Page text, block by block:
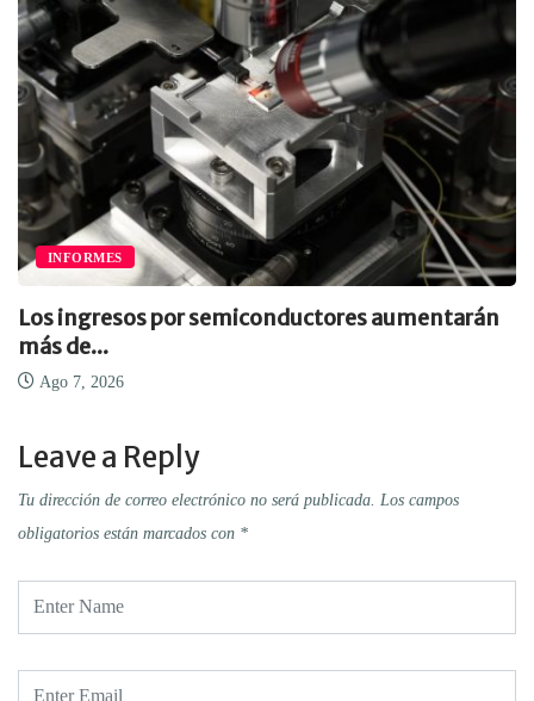
INFORMES
Los ingresos por semiconductores aumentarán
más de...
Ago 7, 2026
Leave a Reply
Tu dirección de correo electrónico no será publicada. Los campos
obligatorios están marcados con *